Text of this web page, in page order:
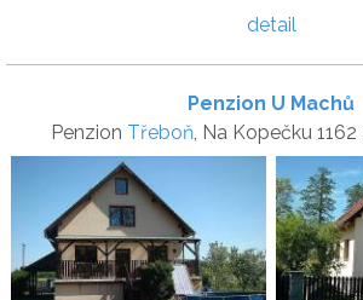
detail
Penzion U Machů
Penzion Třeboň, Na Kopečku